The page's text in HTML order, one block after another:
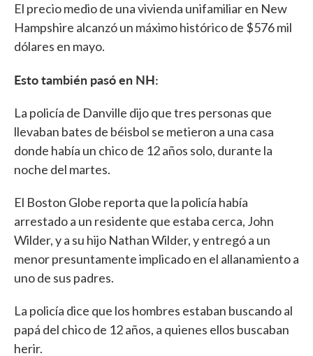
El precio medio de una vivienda unifamiliar en New
Hampshire alcanzó un máximo histórico de $576 mil
dólares en mayo.
Esto también pasó en NH:
La policía de Danville dijo que tres personas que
llevaban bates de béisbol se metieron a una casa
donde había un chico de 12 años solo, durante la
noche del martes.
El Boston Globe reporta que la policía había
arrestado a un residente que estaba cerca, John
Wilder, y a su hijo Nathan Wilder, y entregó a un
menor presuntamente implicado en el allanamiento a
uno de sus padres.
La policía dice que los hombres estaban buscando al
papá del chico de 12 años, a quienes ellos buscaban
herir.